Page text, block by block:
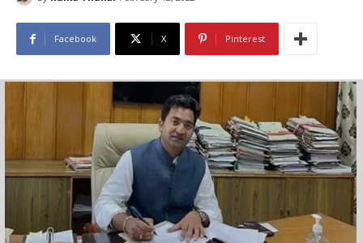
Facebook X Pinterest